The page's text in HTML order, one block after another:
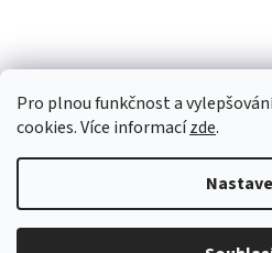
Pro plnou funkčnost a
cookies. Více informacízde.
á
Copyright 2026Whitemarket.cz.